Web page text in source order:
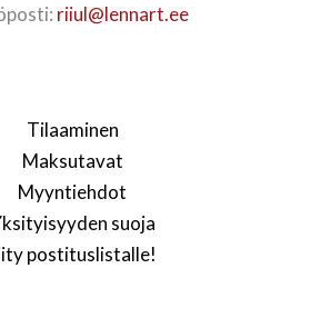
riiul@lennart.ee
Tilaaminen
Maksutavat
Myyntiehdot
suoja
postituslistalle!